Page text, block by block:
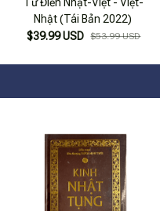
Nhật (Tái Bản 2022)
$39.99 USD
$53.99 USD